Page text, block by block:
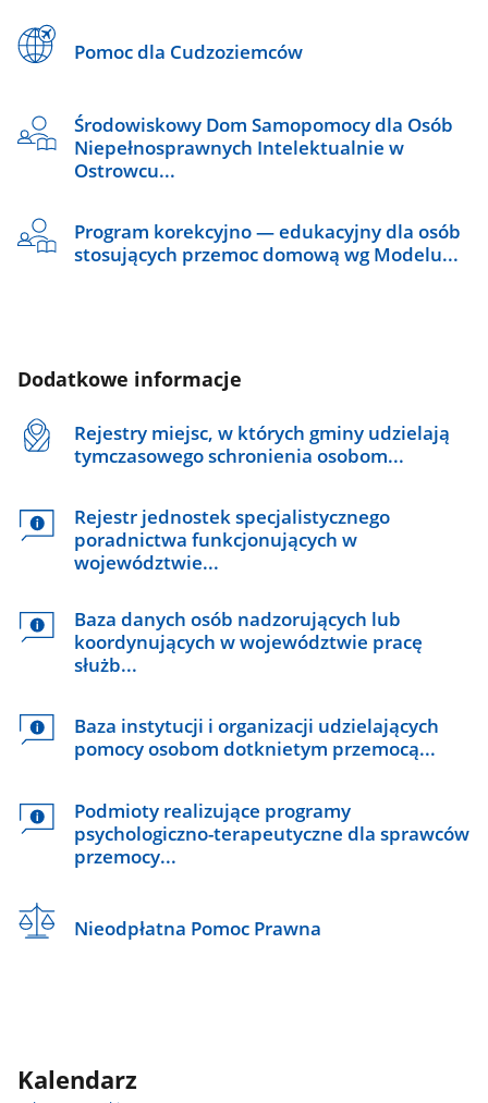
Pomoc dla Cudzoziemców
Środowiskowy Dom Samopomocy dla Osób
Niepełnosprawnych Intelektualnie w
Ostrowcu...
Program korekcyjno — edukacyjny dla osób
stosujących przemoc domową wg Modelu...
Dodatkowe informacje
Rejestry miejsc, w których gminy udzielają
tymczasowego schronienia osobom...
Rejestr jednostek specjalistycznego
poradnictwa funkcjonujących w
województwie...
Baza danych osób nadzorujących lub
koordynujących w województwie pracę
służb...
Baza instytucji i organizacji udzielających
pomocy osobom dotknietym przemocą...
Podmioty realizujące programy
psychologiczno-terapeutyczne dla sprawców
przemocy...
Nieodpłatna Pomoc Prawna
Kalendarz